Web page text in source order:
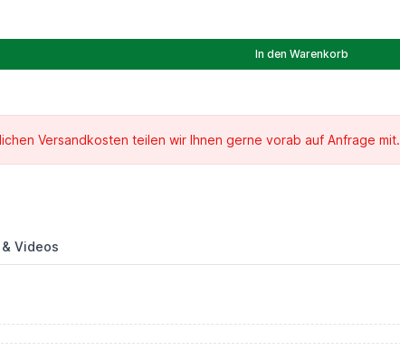
In den Warenkorb
Versandkosten teilen wir Ihnen gerne vorab auf Anfrage mit.
Videos